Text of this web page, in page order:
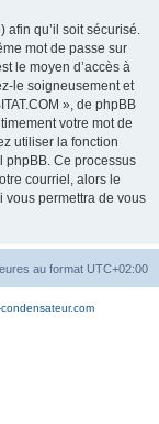
afin qu’il soit sécurisé.
mot de passe sur
le moyen d’accès à
le soigneusement et
», de phpBB
votre mot de
utiliser la fonction
phpBB. Ce processus
courriel, alors le
vous permettra de vous
au format UTC+02:00